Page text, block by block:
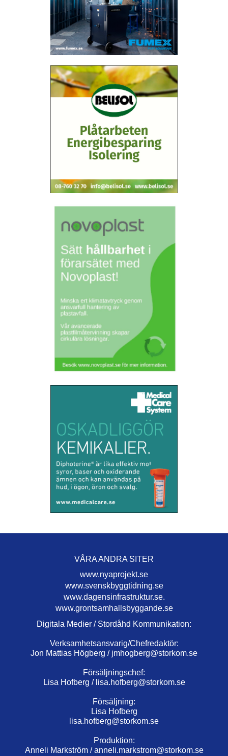
VÅRA ANDRA SITER
www.nyaprojekt.se
www.svenskbyggtidning.se
www.dagensinfrastruktur.se.
www.grontsamhallsbyggande.se
Digitala Medier / Stordåhd Kommunikation:
Verksamhetsansvarig/Chefredaktör:
Jon Mattias Högberg / jmhogberg@storkom.se
Försäljningschef:
Lisa Hofberg / lisa.hofberg@storkom.se
Försäljning:
Lisa Hofberg
lisa.hofberg@storkom.se
Produktion:
Anneli Markström /anneli.markstrom@storkom.se